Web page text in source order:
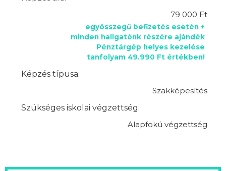
79 000 Ft
egyösszegű befizetés esetén +
minden hallgatónk részére ajándék
Pénztárgép helyes kezelése
tanfolyam 49.990 Ft értékben!
Képzés típusa:
Szakképesítés
Szükséges iskolai végzettség:
Alapfokú végzettség